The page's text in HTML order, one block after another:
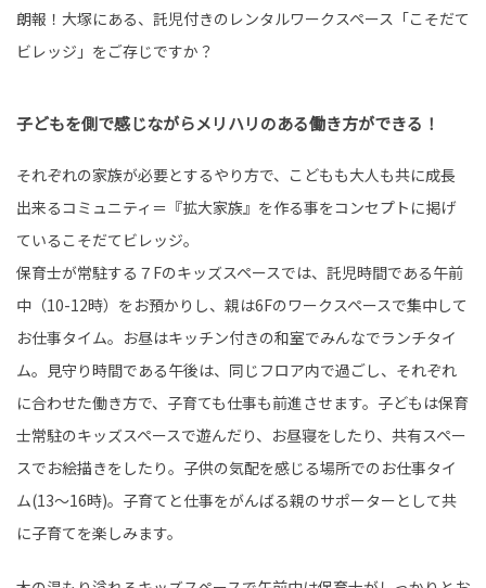
ました！」と賛否両論。元俳優・前山剛久がSNS活動再開
を発表
tend Editorial Team
すぐ散らかる」と嘆く姿にSNSでは共感と爆笑の嵐
HUMAN（話題の人）
【閲覧注意】見た目はカエルの卵…正体はまさかのサイ
ダーゼリー！？理想と現実のギャップが凄すぎた
未分類
tend Editorial Team
朗報！大塚にある、託児付きのレンタルワークスペース「こそだて
ビレッジ」をご存じですか？
子どもを側で感じながらメリハリのある働き方ができる！
それぞれの家族が必要とするやり方で、こどもも大人も共に成長
出来るコミュニティ＝『拡大家族』を作る事をコンセプトに掲げ
ているこそだてビレッジ。
保育士が常駐する７Fのキッズスペースでは、託児時間である午前
中（10-12時）をお預かりし、親は6Fのワークスペースで集中して
お仕事タイム。お昼はキッチン付きの和室でみんなでランチタイ
ム。見守り時間である午後は、同じフロア内で過ごし、それぞれ
に合わせた働き方で、子育ても仕事も前進させます。子どもは保育
士常駐のキッズスペースで遊んだり、お昼寝をしたり、共有スペー
スでお絵描きをしたり。子供の気配を感じる場所でのお仕事タイ
ム(13〜16時)。子育てと仕事をがんばる親のサポーターとして共
に子育てを楽しみます。